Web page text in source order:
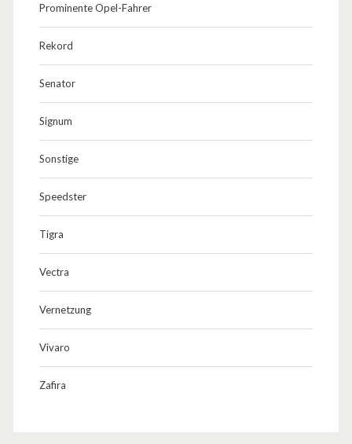
Prominente Opel-Fahrer
Rekord
Senator
Signum
Sonstige
Speedster
Tigra
Vectra
Vernetzung
Vivaro
Zafira